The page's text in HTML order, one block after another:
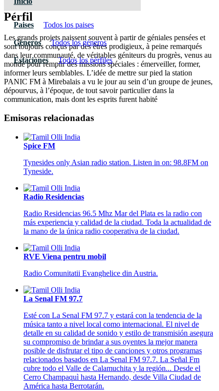
Paises Todos los paises
Géneros Todos los géneros
Estaciones Todos los pérfiles
Pérfil
Les grands projets naissent souvent à partir de géniales pensées et
sont toujours conçus par des êtres prodigieux, à peine remarqués
dans leur communauté, de véritables géniteurs du progrès, venus au
monde pour remplir des missions spéciales : émerveiller, former,
informer leurs semblables. L’idée de mettre sur pied la station
PANIC FM à Mirebalais a vu le jour au sein d’un groupe de jeunes,
dépourvus, à l’époque, de tout savoir particulier dans la
communication, mais dont les esprits furent habité
Emisoras relacionadas
Spice FM
Tynesides only Asian radio station. Listen in on: 98.8FM on
Tyneside.
Radio Residencias
Radio Residencias 96.5 Mhz Mar del Plata es la radio con
más experiencia y calidad de la ciudad. Toda la actualidad de
la mano de la única radio cooperativa de la ciudad.
RVE Viena pentru mobil
Radio Comunitatii Evanghelice din Austria.
La Senal FM 97.7
Esté con La Senal FM 97.7 y estará con la tendencia de la
música tanto a nivel local como internacional. El nivel de
detalle en su calidad de sonido y estilo de transmisión asegura
su compromiso de brindar a sus oyentes la mejor manera
posible de disfrutar el tipo de canciones y otros programas
relacionados basados en La Senal FM 97.7. La Señal Fm
cubre todo el Valle de Calamuchita y la región... Desde el
Cerro Champaquì hasta Hernando, desde Villa Ciudad de
América hasta Berrotarán.